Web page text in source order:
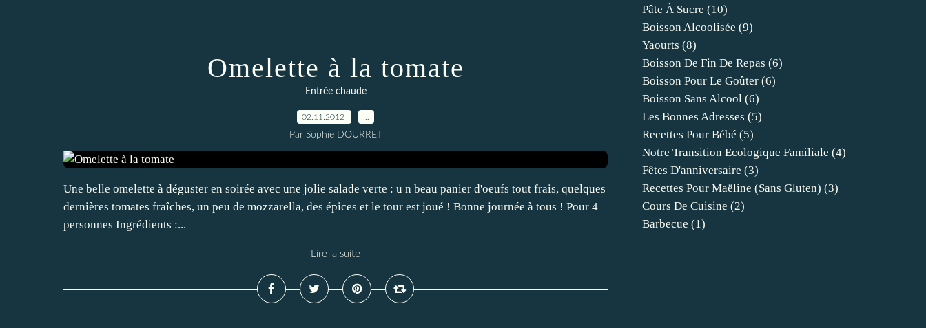
Omelette à la tomate
Entrée chaude
02.11.2012
Par Sophie DOURRET
Une belle omelette à déguster en soirée avec une jolie salade verte : u n beau panier d'oeufs tout frais, quelques
dernières tomates fraîches, un peu de mozzarella, des épices et le tour est joué ! Bonne journée à tous ! Pour 4
personnes Ingrédients :...
Lire la suite
Pâte À Sucre (10)
Boisson Alcoolisée (9)
Yaourts (8)
Boisson De Fin De Repas (6)
Boisson Pour Le Goûter (6)
Boisson Sans Alcool (6)
Les Bonnes Adresses (5)
Recettes Pour Bébé (5)
Notre Transition Ecologique Familiale (4)
Fêtes D'anniversaire (3)
Recettes Pour Maëline (sans Gluten) (3)
Cours De Cuisine (2)
Barbecue (1)